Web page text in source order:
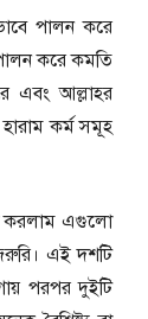
পালন করে
করে কমতি
এবং আল্লাহর
হারাম কর্ম সমূহ
করলাম এগুলো
এই দশটি
পরপর দুইটি